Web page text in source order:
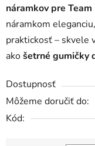
náramkov pre Team
náramkom
praktickosť – skvele
akošetrné gumičky
Dostupnosť
Môžeme doručiť do:
Kód: